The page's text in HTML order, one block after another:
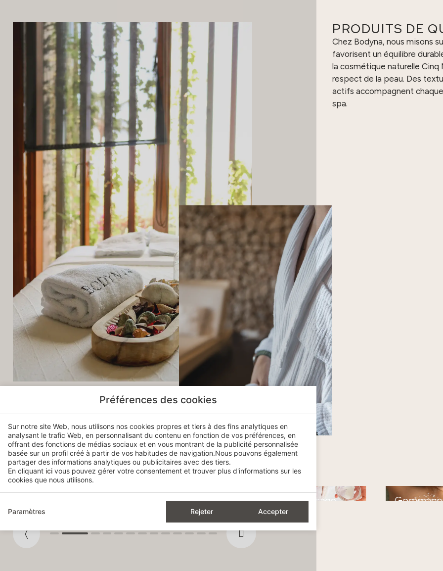
PRODUITS DE
Chez Bodyna, nous misons
favorisent un équilibre
la cosmétique naturelle
respect de la peau. Des
actifs accompagnent
spa.
SERVICES DU SPA BODYNA
Massages Soins du visage
Préférences des cookies
Sur notre site Web, nous utilisons nos cookies propres et tiers à des fins analytiques en
analysant le trafic Web, en personnalisant du contenu en fonction de vos préférences, en
offrant des fonctions de médias sociaux et en vous montrant de la publicité personnalisée
basée sur un profil créé à partir de vos habitudes de navigation.Nous pouvons également
partager des informations analytiques ou publicitaires avec des tiers.
En cliquant ici vous pouvez gérer votre consentement et trouver plus d'informations sur les
cookies que nous utilisons.
Paramètres Rejeter Accepter